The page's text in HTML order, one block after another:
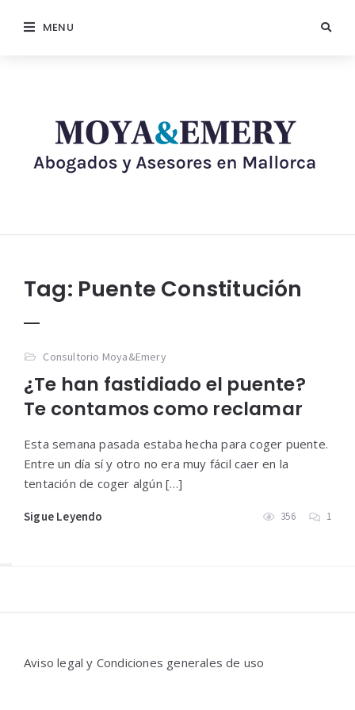
MENU
Tag: Puente Constitución
Consultorio Moya&Emery
¿Te han fastidiado el puente?
Te contamos como reclamar
Esta semana pasada estaba hecha para coger puente.
Entre un día sí y otro no era muy fácil caer en la
tentación de coger algún […]
Sigue Leyendo 356 1
Aviso legal y Condiciones generales de uso